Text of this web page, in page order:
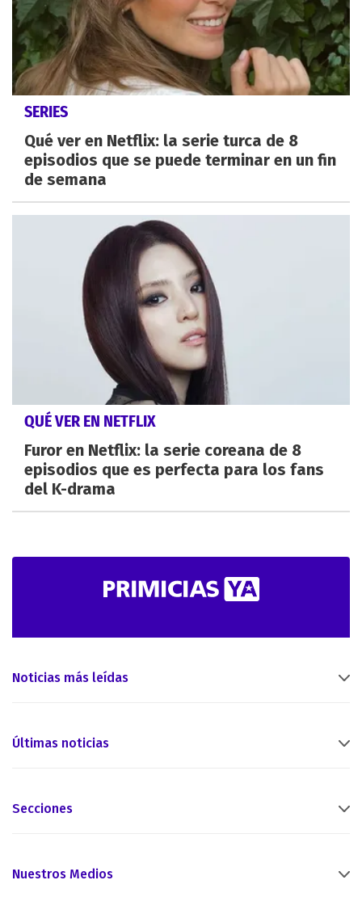
SERIES
Qué ver en Netflix: la serie turca de 8
episodios que se puede terminar en un fin
de semana
QUÉ VER EN NETFLIX
Furor en Netflix: la serie coreana de 8
episodios que es perfecta para los fans
del K-drama
Noticias más leídas
Últimas noticias
Secciones
Nuestros Medios